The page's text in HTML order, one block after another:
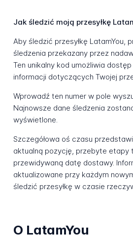
Jak śledzić moją przesyłkę
Aby śledzić przesyłkę LatamYou,
śledzenia przekazany przez
Ten unikalny kod umożliwia
informacji dotyczących Twojej
Wprowadź ten numer w pole
Najnowsze dane śledzenia
wyświetlone.
Szczegółowa oś czasu
aktualną pozycję, przebyte etapy
przewidywaną datę dostawy.
aktualizowane przy każdym
śledzić przesyłkę w czasie
O LatamYou